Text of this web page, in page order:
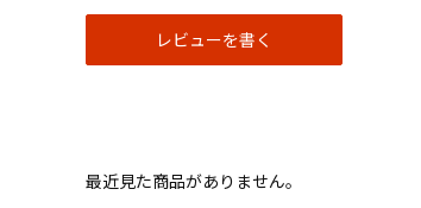
レビューを書く
最近見た商品がありません。